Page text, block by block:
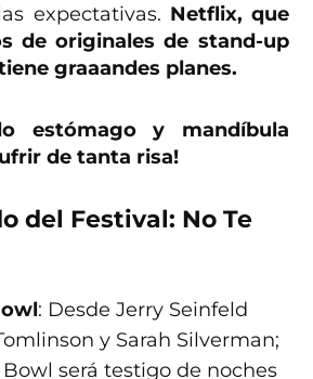
expectativas. Netflix, que
de originales de stand-up
graaandes planes.
estómago y mandíbula
de tanta risa!
del Festival: No Te
: Desde Jerry Seinfeld
y Sarah Silverman;
será testigo de noches